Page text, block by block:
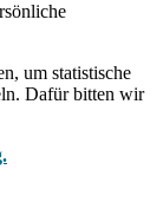
um statistische
Dafür bitten wir